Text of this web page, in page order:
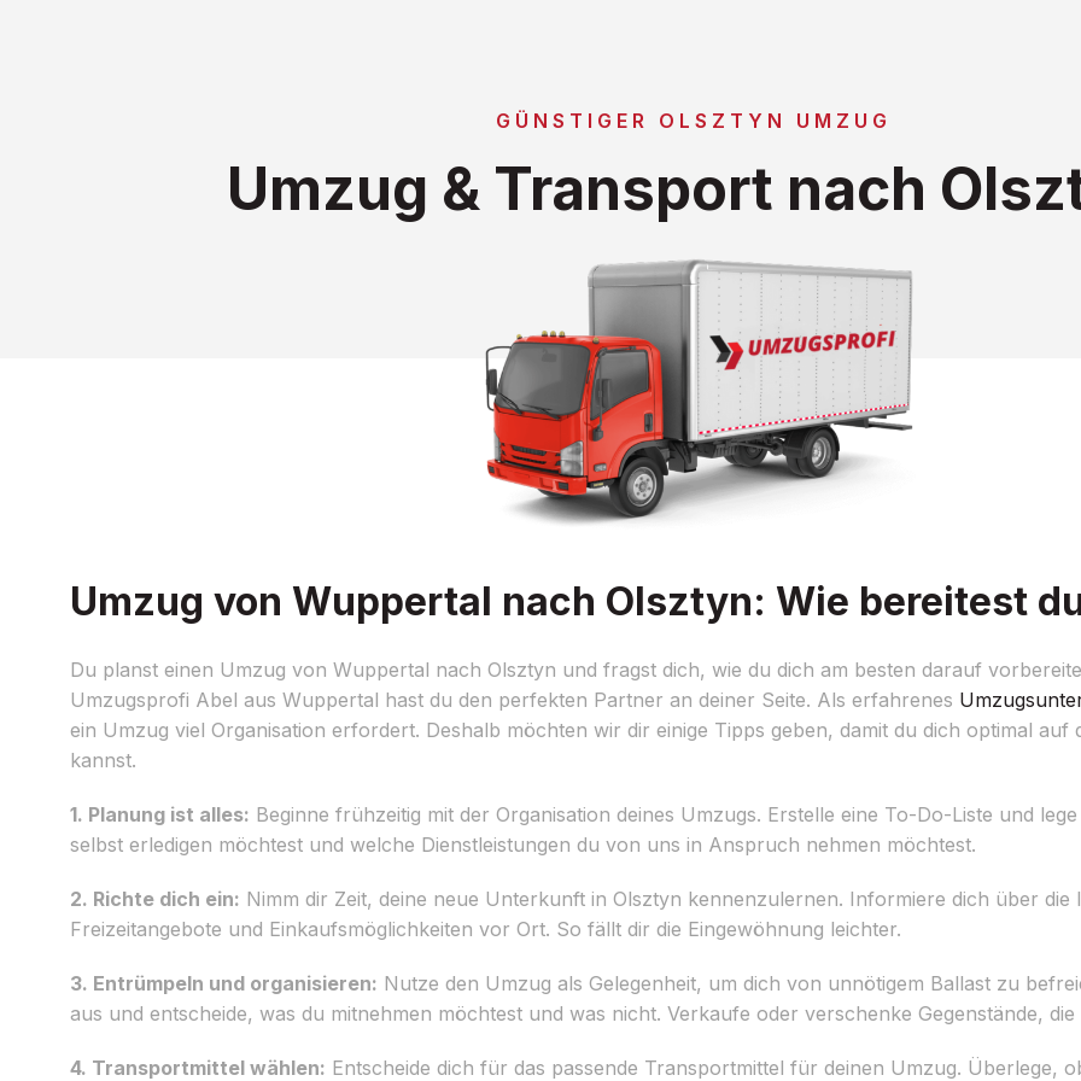
GÜNSTIGER OLSZTYN UMZUG
Umzug & Transport nach
Umzug von Wuppertal nach Olsztyn: Wie bereitest
Du planst einen Umzug von Wuppertal nach Olsztyn und fragst dich, wie du dich am besten darauf
Umzugsprofi Abel aus Wuppertal hast du den perfekten Partner an deiner Seite. Als erfahrenes
ein Umzug viel Organisation erfordert. Deshalb möchten wir dir einige Tipps geben, damit du dich optimal auf
kannst.
1. Planung ist alles: Beginne frühzeitig mit der Organisation deines Umzugs. Erstelle eine To-Do-Liste und
selbst erledigen möchtest und welche Dienstleistungen du von uns in Anspruch nehmen möchtest.
2. Richte dich ein: Nimm dir Zeit, deine neue Unterkunft in Olsztyn kennenzulernen. Informiere dich über
Freizeitangebote und Einkaufsmöglichkeiten vor Ort. So fällt dir die Eingewöhnung leichter.
3. Entrümpeln und organisieren: Nutze den Umzug als Gelegenheit, um dich von unnötigem Ballast zu
aus und entscheide, was du mitnehmen möchtest und was nicht. Verkaufe oder verschenke Gegenstände,
4. Transportmittel wählen: Entscheide dich für das passende Transportmittel für deinen Umzug. Überlege,